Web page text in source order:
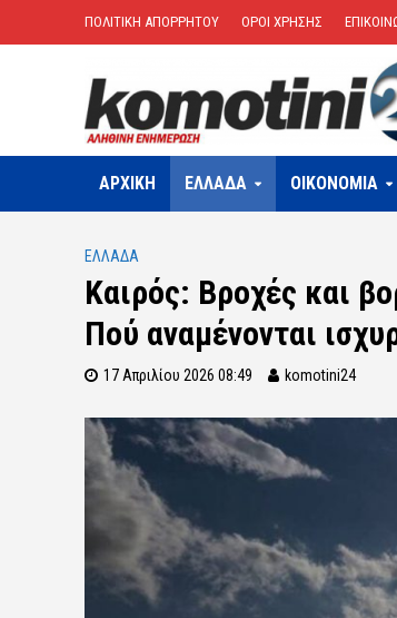
ΠΟΛΙΤΙΚΗ ΑΠΟΡΡΗΤΟΥ ΟΡΟΙ ΧΡΗΣΗΣ
ΑΡΧΙΚΗ ΕΛΛΑΔΑ OIKONOMIA
ΕΛΛΑΔΑ
Καιρός: Βροχές και
Πού αναμένονται
17 Απριλίου 2026 08:49 komotini24